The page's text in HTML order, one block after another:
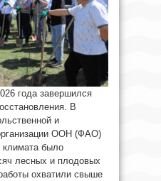
года завершился
В
и
ООН (ФАО)
климата было
лесных и плодовых
охватили свыше